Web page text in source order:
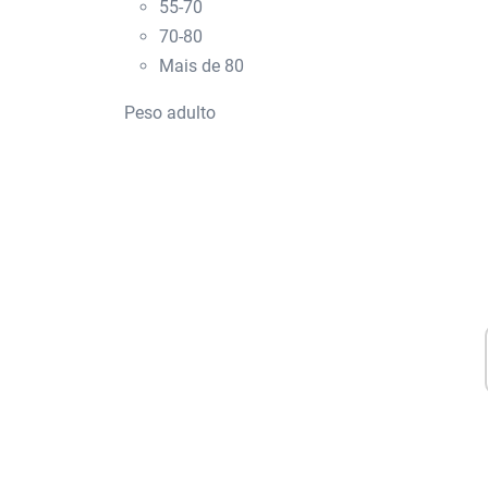
55-70
70-80
Mais de 80
Peso adulto